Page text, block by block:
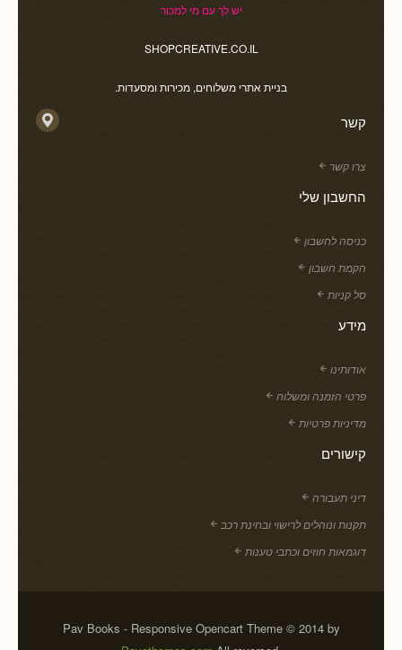
יש לך עם מי למכור
SHOPCREATIVE.CO.IL
בניית אתרי משלוחים, מכירות ומסעדות.
קשר
צרו קשר
החשבון שלי
כניסה לחשבון
הקמת חשבון
סל קניות
מידע
אודותינו
פרטי הזמנה ומשלוח
מדיניות פרטיות
קישורים
דיני תעבורה
תקנות ונוהלים לרישוי ובחינת רכב
דוגמאות חוזים וכתבי טענות
Pav Books - Responsive Opencart Theme © 2014 by